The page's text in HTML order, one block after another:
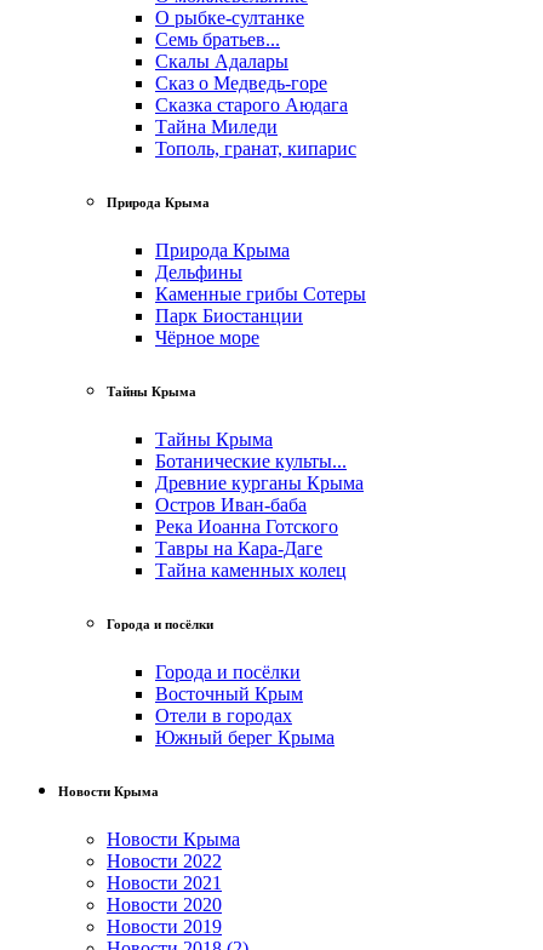
О рыбке-султанке
Семь братьев...
Скалы Адалары
Сказ о Медведь-горе
Сказка старого Аюдага
Тайна Миледи
Тополь, гранат, кипарис
Природа Крыма
Природа Крыма
Дельфины
Каменные грибы Сотеры
Парк Биостанции
Чёрное море
Тайны Крыма
Тайны Крыма
Ботанические культы...
Древние курганы Крыма
Остров Иван-баба
Река Иоанна Готского
Тавры на Кара-Даге
Тайна каменных колец
Города и посёлки
Города и посёлки
Восточный Крым
Отели в городах
Южный берег Крыма
Новости Крыма
Новости Крыма
Новости 2022
Новости 2021
Новости 2020
Новости 2019